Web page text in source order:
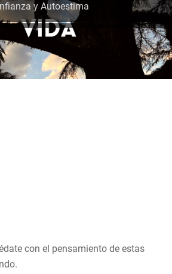
y Autoestima
con el pensamiento de estas